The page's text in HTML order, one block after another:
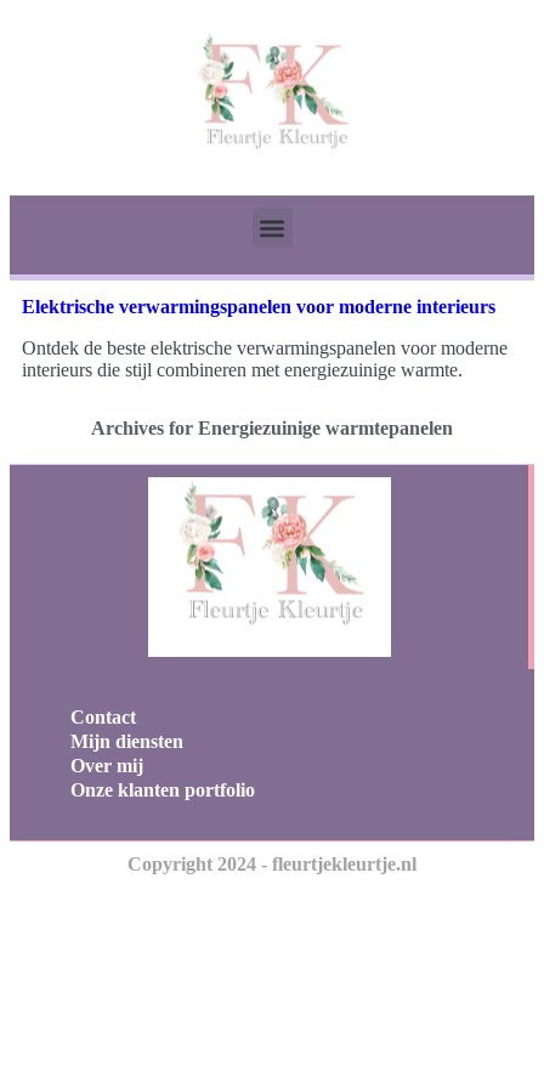
Elektrische verwarmingspanelen voor moderne interieurs
Ontdek de beste elektrische verwarmingspanelen voor moderne
interieurs die stijl combineren met energiezuinige warmte.
Archives for Energiezuinige warmtepanelen
Contact
Mijn diensten
Over mij
Onze klanten portfolio
Copyright 2024 - fleurtjekleurtje.nl